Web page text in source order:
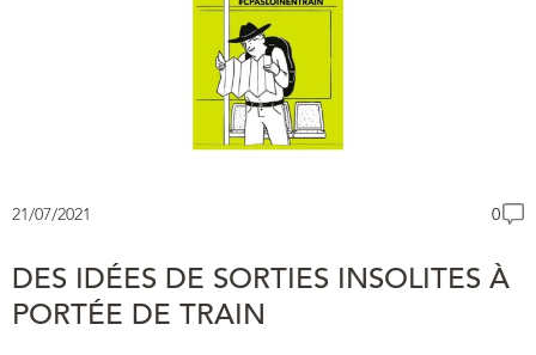
21/07/2021 0
DES IDÉES DE SORTIES INSOLITES À
PORTÉE DE TRAIN